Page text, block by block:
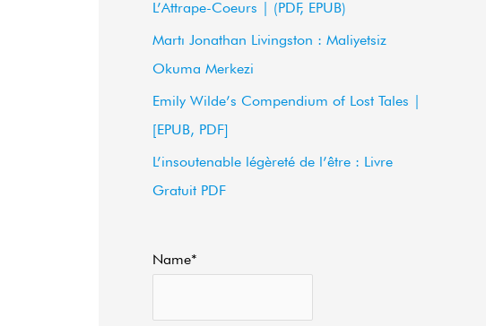
:
L’Attrape-Coeurs | (PDF, EPUB)
Martı Jonathan Livingston : Maliyetsiz
Okuma Merkezi
Emily Wilde’s Compendium of Lost Tales |
[EPUB, PDF]
L’insoutenable légèreté de l’être : Livre
Gratuit PDF
Name*